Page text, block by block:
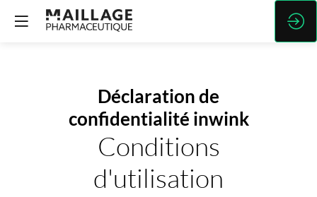
Déclaration de
confidentialité inwink
Conditions
d'utilisation